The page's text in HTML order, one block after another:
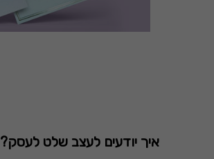
איך יודעים לעצב שלט לעסק?